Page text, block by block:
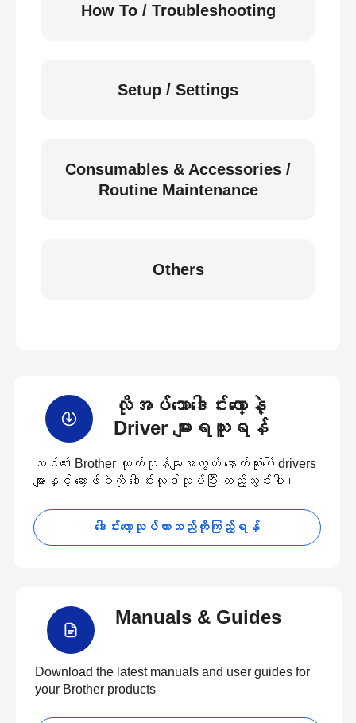
How To / Troubleshooting
Setup / Settings
Consumables & Accessories /
Routine Maintenance
Others
လိုအပ်သောဒေါင်းလော့နဲ့
Driver များရယူရန်
သင်၏ Brother ထုတ်ကုန်များအတွက် နောက်ဆုံးပေါ် drivers
များနှင့် ဆော့ဖ်ဝဲကို ဒေါင်းလုဒ်လုပ်ပြီး ထည့်သွင်းပါ။
ဒေါင်းလော့လုပ်ထားသည်ကိုကြည့်ရန်
Manuals & Guides
Download the latest manuals and user guides for
your Brother products